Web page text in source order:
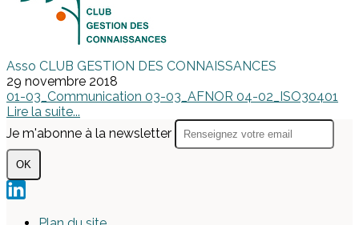
Asso CLUB GESTION DES CONNAISSANCES
29 novembre 2018
01-03_Communication 03-03_AFNOR 04-02_ISO30401
Lire la suite...
Je m'abonne à la newsletter
OK